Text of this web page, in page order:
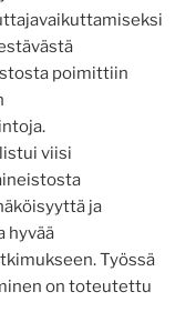
poimittiin
viisi
ja
hyvää
Työssä
on toteutettu